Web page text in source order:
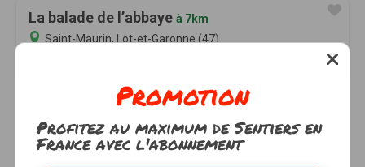
La balade de l’abbaye à 7km
Saint-Maurin, Lot-et-Garonne (47)
Promotion
Profitez au maximum de Sentiers en
France avec l'abonnement